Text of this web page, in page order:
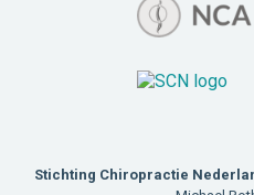
Stichting Chiropractie